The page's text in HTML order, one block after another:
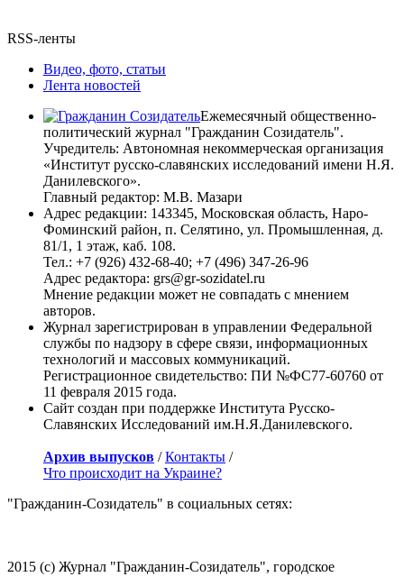
RSS-ленты
Видео, фото, статьи
Лента новостей
Ежемесячный общественно-
политический журнал "Гражданин Созидатель".
Учредитель: Автономная некоммерческая организация
«Институт русско-славянских исследований имени Н.Я.
Данилевского».
Главный редактор: М.В. Мазари
Адрес редакции: 143345, Московская область, Наро-
Фоминский район, п. Селятино, ул. Промышленная, д.
81/1, 1 этаж, каб. 108.
Тел.: +7 (926) 432-68-40; +7 (496) 347-26-96
Адрес редактора: grs@gr-sozidatel.ru
Мнение редакции может не совпадать с мнением
авторов.
Журнал зарегистрирован в управлении Федеральной
службы по надзору в сфере связи, информационных
технологий и массовых коммуникаций.
Регистрационное свидетельство: ПИ №ФС77-60760 от
11 февраля 2015 года.
Сайт создан при поддержке Института Русско-
Славянских Исследований им.Н.Я.Данилевского.
Архив выпусков /Контакты /
Что происходит на Украине?
"Гражданин-Созидатель" в социальных сетях:
2015 (с) Журнал "Гражданин-Созидатель", городское